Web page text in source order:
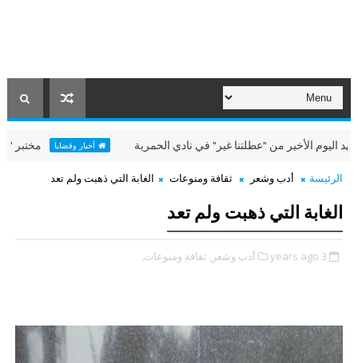
من "عطلتنا غير" في نادي الحمرية أخبار وقضايا مختبر "الألعاب
الرئيسة أدب وشعر ثقافة ومنوعات الغابة التي ذهبت ولم تعد
الغابة التي ذهبت ولم تعد
3 years ago أدب وشعر, ثقافة ومنوعات,